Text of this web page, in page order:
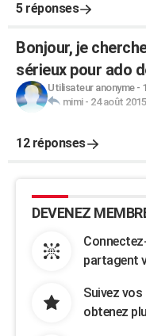
5 réponses
Bonjour, je
sérieux pour ado
Utilisateur anonyme-
mimi- 24 août
12 réponses
DEVENEZ
partagent
Suivez
obtenez